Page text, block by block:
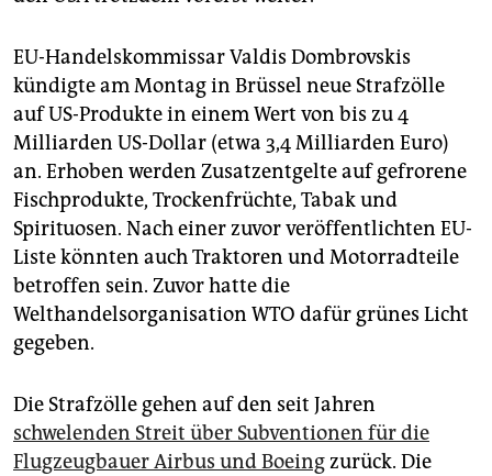
EU-Handelskommissar Valdis Dombrovskis
kündigte am Montag in Brüssel neue Strafzölle
auf US-Produkte in einem Wert von bis zu 4
Milliarden US-Dollar (etwa 3,4 Milliarden Euro)
an. Erhoben werden Zusatzentgelte auf gefrorene
Fischprodukte, Trockenfrüchte, Tabak und
Spirituosen. Nach einer zuvor veröffentlichten EU-
Liste könnten auch Traktoren und Motorradteile
betroffen sein. Zuvor hatte die
Welthandelsorganisation WTO dafür grünes Licht
gegeben.
Die Strafzölle gehen auf den seit Jahren
schwelenden Streit über Subventionen für die
Flugzeugbauer Airbus und Boeingzurück. Die